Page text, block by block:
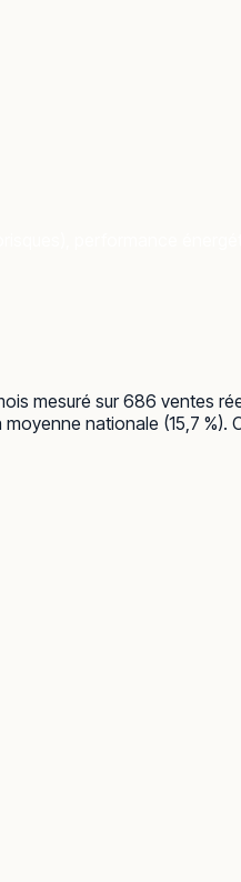
mesuré sur 686 ventes
nationale (15,7